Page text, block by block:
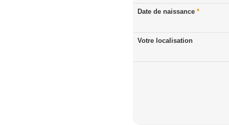
Date de naissance *
Votre localisation